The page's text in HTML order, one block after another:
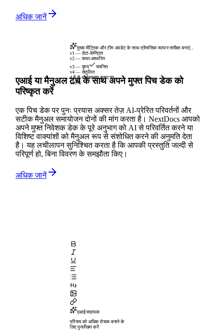
अधिक जानें
मुख्य मीट्रिक और टीम अपडेट के साथ त्रैमासिक व्यापार समीक्षा बनाएं...
v1 — डेटा-केन्द्रित
v2 — कथा-आधारित
v3 — दृश्य
चयनित
v4 — संतुलित
4 में से 4 संस्करण बनाए गए
100%
एआई या मैनुअल टच के साथ अपने मुफ्त पिच डेक को
परिष्कृत करें
एक पिच डेक पर पुनः प्रयास अक्सर तेज़ AI-प्रेरित परिवर्तनों और
सटीक मैनुअल समायोजन दोनों की मांग करता है। NextDocs आपको
अपने मुफ्त निवेशक डेक के पूरे अनुभाग को AI से परिवर्तित करने या
विशिष्ट वाक्यांशों को मैनुअल रूप से संशोधित करने की अनुमति देता
है। यह लचीलापन सुनिश्चित करता है कि आपकी प्रस्तुति जल्दी से
परिपूर्ण हो, बिना विवरण के समझौता किए।
अधिक जानें
एआई सहायक
परिचय को अधिक रोचक बनाने के
लिए पुनर्लेखन करें